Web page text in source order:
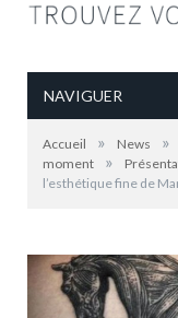
NAVIGUER
Accueil » News »
moment
»
l’esthétique fine de